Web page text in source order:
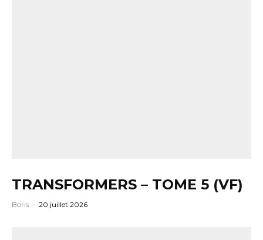
TRANSFORMERS – TOME 5 (VF)
Boris · 20 juillet 2026